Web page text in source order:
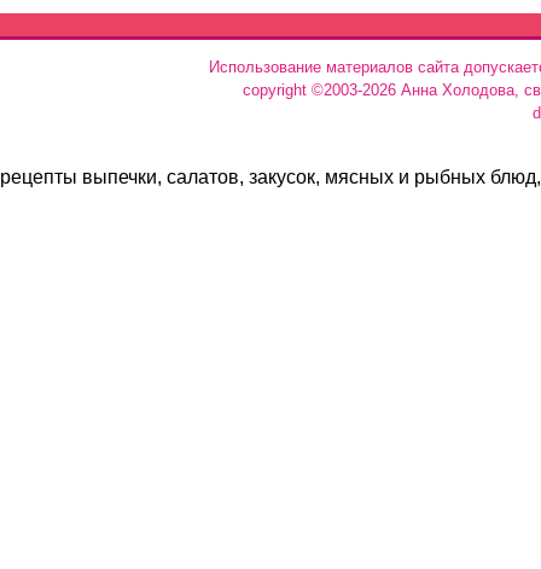
Использование материалов сайта
copyright ©2003-2026 Анна Холодова,
рецепты выпечки, салатов, закусок, мясных и рыбных